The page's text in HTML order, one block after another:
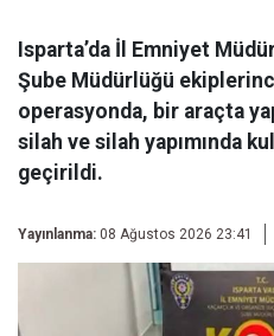
Isparta’da İl Emniyet
Şube Müdürlüğü
operasyonda, bir araçta
silah ve silah yapımında
geçirildi.
Yayınlanma: 08 Ağustos 2026 23:41